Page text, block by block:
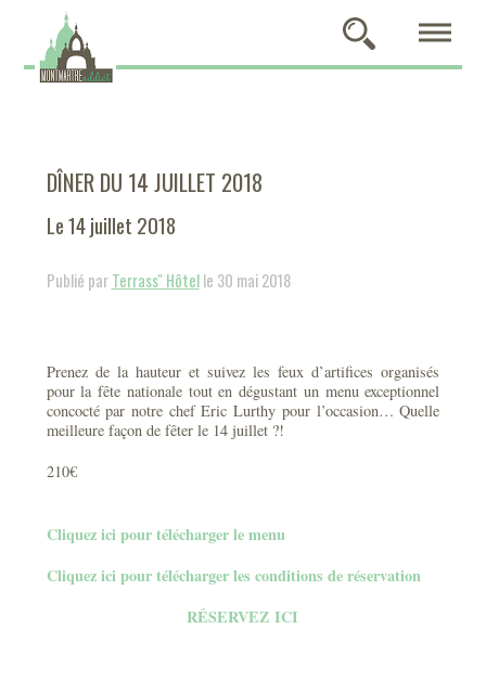
DÎNER DU 14 JUILLET 2018
Le 14 juillet 2018
Publié parTerrass'' Hôtelle 30 mai 2018
Prenez de la hauteur et suivez les feux d’artifices organisés
pour la fête nationale tout en dégustant un menu exceptionnel
concocté par notre chef Eric Lurthy pour l’occasion… Quelle
meilleure façon de fêter le 14 juillet ?!
210€
Cliquez ici pour télécharger le menu
Cliquez ici pour télécharger les conditions de réservation
RÉSERVEZ ICI